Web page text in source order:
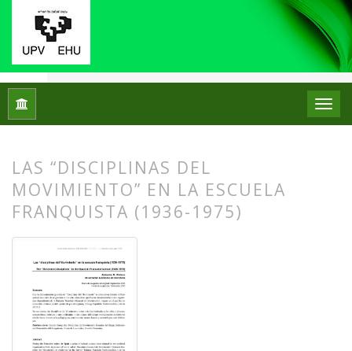
Inicio
LAS “DISCIPLINAS DEL
MOVIMIENTO” EN LA ESCUELA
FRANQUISTA (1936-1975)